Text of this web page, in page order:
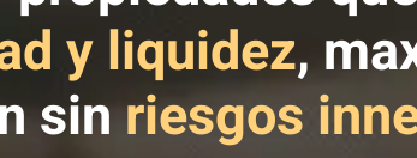
y liquidez,
sinriesgos